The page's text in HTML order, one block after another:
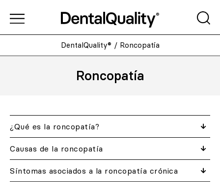
DentalQuality® / Roncopatía
Roncopatía
¿Qué es la roncopatía?
Causas de la roncopatía
Síntomas asociados a la roncopatía crónica